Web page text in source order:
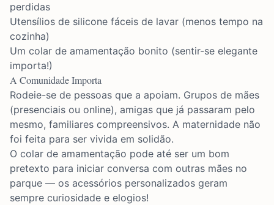
perdidas
Utensílios de silicone fáceis de lavar (menos tempo na
cozinha)
Um colar de amamentação bonito (sentir-se elegante
importa!)
A Comunidade Importa
Rodeie-se de pessoas que a apoiam. Grupos de mães
(presenciais ou online), amigas que já passaram pelo
mesmo, familiares compreensivos. A maternidade não
foi feita para ser vivida em solidão.
O colar de amamentação pode até ser um bom
pretexto para iniciar conversa com outras mães no
parque — os acessórios personalizados geram
sempre curiosidade e elogios!